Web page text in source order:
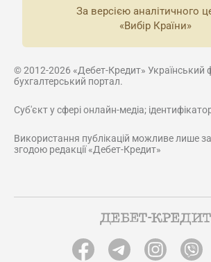
За версією аналітичного
«Вибір Країни»
© 2012-2026 «Дебет-Кредит» Український
бухгалтерський портал.
Суб'єкт у сфері онлайн-медіа;
Використання публікацій можливе лише
згодою редакції «Дебет-Кредит»